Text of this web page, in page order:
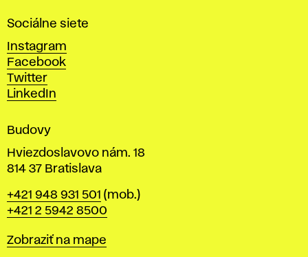
ý
c
h
u
m
e
í
v
r
a
i
Sociálne siete
Instagram
Facebook
Twitter
LinkedIn
Budovy
Hviezdoslavovo nám. 18
814 37 Bratislava
Telefón
+421 948 931 501 (mob.)
+421 2 5942 8500
Mapa
Zobraziť na mape